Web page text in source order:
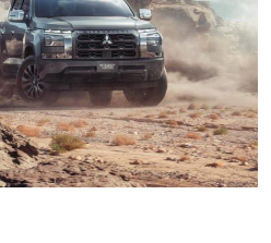
Autoanalítica optimiza